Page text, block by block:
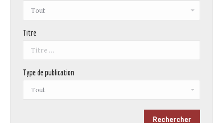
Titre
Type de publication